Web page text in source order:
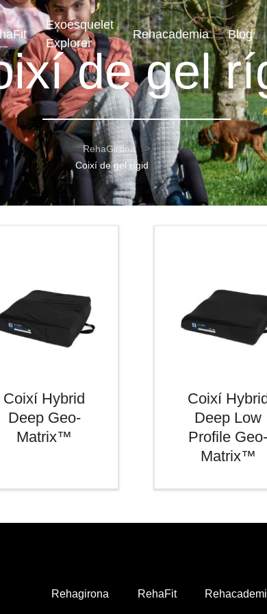
Exoesquelet
Explorer
Rehacademia Blog
de gel
RehaGirona
Coixí de gel rígid
Coixí Hybrid
Deep Geo-
Matrix™
Coixí Hybrid
Deep Low
Profile Geo-
Matrix™
Rehagirona RehaFit